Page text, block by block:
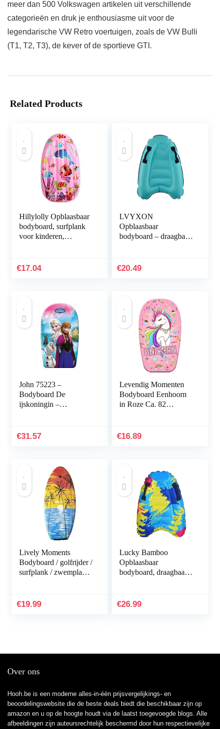
meer dan 500 Volkswagen artikelen uit verschillende
categorieën en druk je enthousiasme uit voor de
legendarische VW Retro voertuigen, zoals de VW Bulli
(T1, T2, T3), de kever of de sportieve GTI.
Related Products
Hillylolly Opblaasbaar
bodyboard, surfplank
voor kinderen,
handgrepen, mini…
€17.04
LVYXON
Opblaasbaar
bodyboard – draagbaar
zwemmen, leren,
€20.49
John 75223 –
Bodyboard De
ijskoningin –
€31.57
Levendig Momenten
Bodyboard Eenhoorn
in Roze Ca. 82
y Board
€16.89
Lively Moments
Bodyboard / golfrijder /
surfplank / zwemplank
€19.99
Lucky Bamboo
Opblaasbaar
bodyboard, draagbaar,
handgreep, voor
€26.99
Over ons
Hooh.be is een moderne alles-in-één prijsvergelijkings- en
beoordelingswebsite die de beste deals biedt die beschikbaar zijn op
amazon en u op de hoogte houdt via de laatst toegevoegde blogs. Alle
afbeeldingen zijn auteursrechtelijk beschermd door hun respectievelijke